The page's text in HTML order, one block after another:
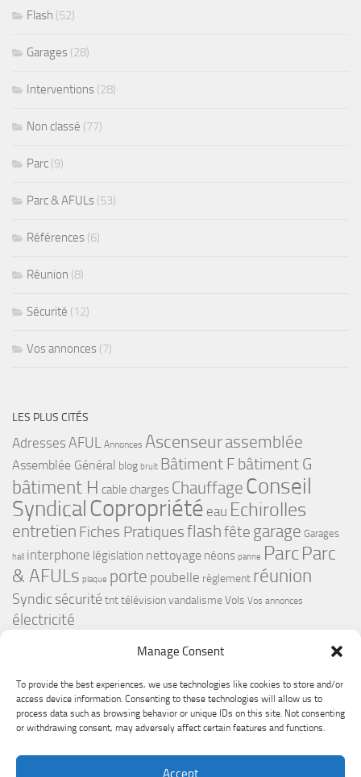
Manage Consent
To provide the best experiences, we use technologies like cookies to store and/or
access device information. Consenting to these technologies will allow us to
process data such as browsing behavior or unique IDs on this site. Not consenting
or withdrawing consent, may adversely affect certain features and functions.
Accept
Flash (52)
Garages (28)
Interventions (28)
Non classé (77)
Parc (9)
Parc & AFULs (53)
Références (6)
Réunion (8)
Sécurité (12)
Vos annonces (7)
LES PLUS CITÉS
Adresses AFUL Annonces Ascenseurassemblée
Assemblée Général blog bruit Bâtiment F bâtiment G
bâtiment H cable charges Chauffage Conseil
Syndical Copropriété eau Echirolles
entretien Fiches Pratiquesflashfête garage Garages
hall interphone législation nettoyage néons panne ParcParc
& AFULs plaque porte poubelle règlement réunion
Syndic sécurité tnttélévisionvandalismeVols Vos annonces
électricité